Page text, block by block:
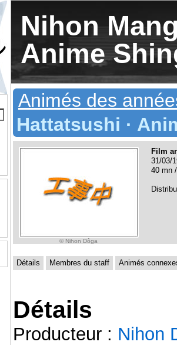
Nihon
Anime
Animés des
Hattatsushi ·
© Nihon Dôga
Film
31/03/
40 mn
Détails Membres du staff Animés
Détails
Producteur : Nihon